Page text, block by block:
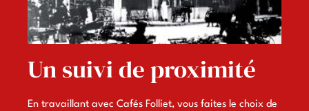
Un suivi de proximité
En travaillant avec Cafés Folliet, vous faites le choix de